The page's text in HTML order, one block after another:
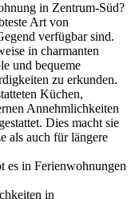
in Zentrum-Süd?
Art von
verfügbar sind.
in charmanten
und bequeme
zu erkunden.
Küchen,
Annehmlichkeiten
Dies macht sie
als auch für längere
es in Ferienwohnungen
in